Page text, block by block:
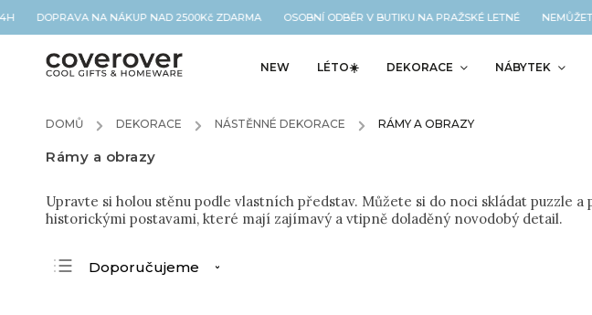
NA NÁKUP NAD 2500Kč ZDARMA OSOBNÍ ODBĚR V BUTIKU NA PRAŽSKÉ LETNÉ NEMŮŽETE SE
NEW LÉTO☀️ DEKORACE NÁBYTEK
DOMŮ / DEKORACE / NÁSTĚNNÉ DEKORACE / RÁMY A OBRAZY
Rámy a obrazy
Upravte si holou stěnu podle vlastních představ. Můžete si do noci skládat puzzle
historickými postavami, které mají zajímavý a vtipně doladěný novodobý detail.
Doporučujeme